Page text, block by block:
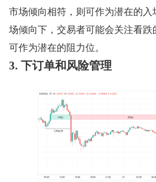
市场倾向相符，则可作为潜在的
场倾向下，交易者可能会关注看
可作为潜在的阻力位。
3. 下订单和风险管理